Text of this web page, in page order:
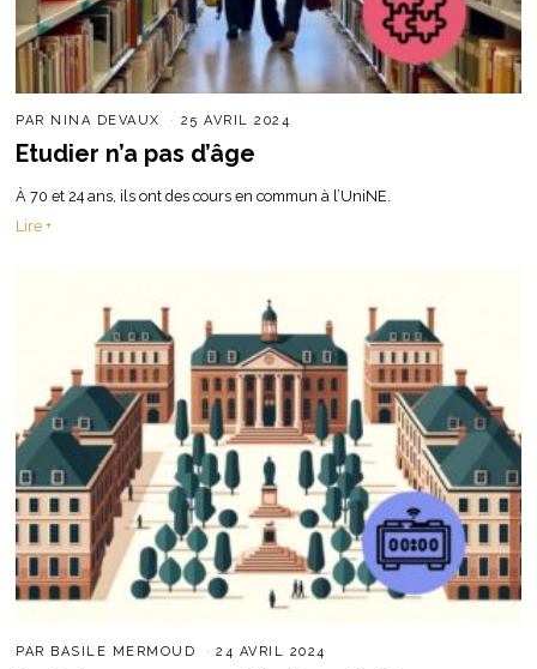
PAR NINA DEVAUX 25 AVRIL 2024
Etudier n’a pas d’âge
À 70 et 24 ans, ils ont des cours en commun à l’UniNE.
Lire +
PAR BASILE MERMOUD 24 AVRIL 2024